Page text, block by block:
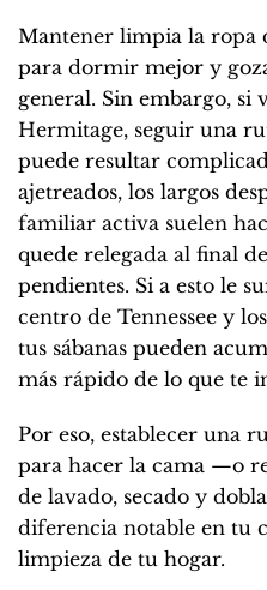
Mantener limpia la ropa
para dormir mejor y
general. Sin embargo, si
Hermitage, seguir una
puede resultar
ajetreados, los largos
familiar activa suelen
quede relegada al final
pendientes. Si a esto le
centro de Tennessee y
tus sábanas pueden
más rápido de lo que te
Por eso, establecer una
para hacer la cama —o
de lavado, secado y
diferencia notable en tu
limpieza de tu hogar.